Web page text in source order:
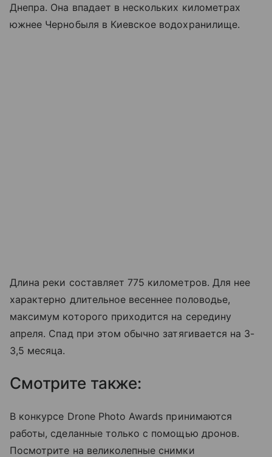
Днепра. Она впадает в нескольких километрах
южнее Чернобыля в Киевское водохранилище.
Длина реки составляет 775 километров. Для нее
характерно длительное весеннее половодье,
максимум которого приходится на середину
апреля. Спад при этом обычно затягивается на 3-
3,5 месяца.
Смотрите также:
В конкурсе Drone Photo Awards принимаются
работы, сделанные только с помощью дронов.
Посмотрите на великолепные снимки